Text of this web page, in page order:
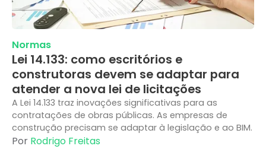
Normas
Lei 14.133: como escritórios e
construtoras devem se adaptar para
atender a nova lei de licitações
A Lei 14.133 traz inovações significativas para as
contratações de obras públicas. As empresas de
construção precisam se adaptar à legislação e ao BIM.
Por Rodrigo Freitas